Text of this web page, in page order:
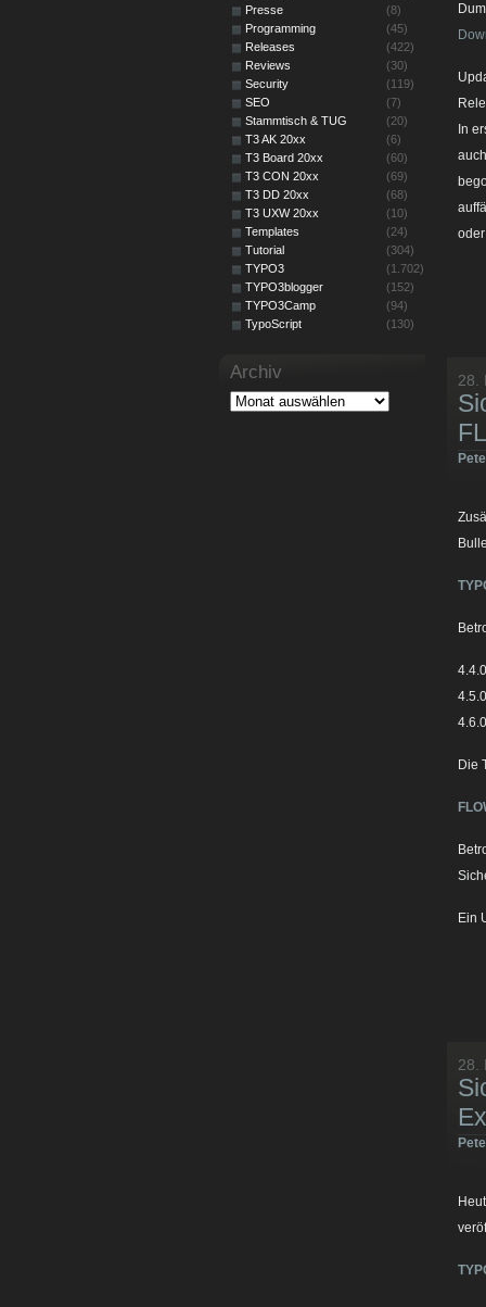
In
28.
Die
Ein
28.
Presse
(8)
Programming
(45)
Releases
(422)
Reviews
(30)
Security
(119)
SEO
(7)
Stammtisch & TUG
(20)
T3 AK 20xx
(6)
T3 Board 20xx
(60)
T3 CON 20xx
(69)
T3 DD 20xx
(68)
T3 UXW 20xx
(10)
Templates
(24)
Tutorial
(304)
TYPO3
(1.702)
TYPO3blogger
(152)
TYPO3Camp
(94)
TypoScript
(130)
Archiv